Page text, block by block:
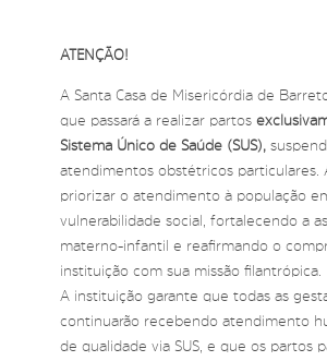
ATENÇÃO!
A Santa Casa de Misericórdia de
que passará a realizar partos
Sistema Único de Saúde (SUS),
atendimentos obstétricos particulares.
priorizar o atendimento à população
vulnerabilidade social, fortalecendo a
materno-infantil e reafirmando o
instituição com sua missão filantrópica.
A instituição garante que todas as
continuarão recebendo atendimento
de qualidade via SUS, e que os partos